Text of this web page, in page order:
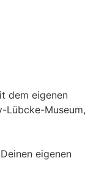
dem eigenen
Lübcke-Museum,
eigenen